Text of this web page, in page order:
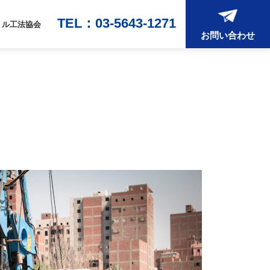
工法協会 TEL：03-5643-1271
お問い合わせ